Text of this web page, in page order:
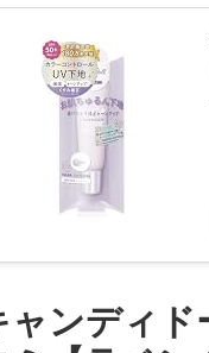
ャンディド